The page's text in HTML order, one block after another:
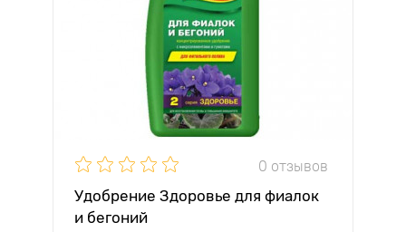
0 отзывов
Удобрение Здоровье для фиалок
и бегоний